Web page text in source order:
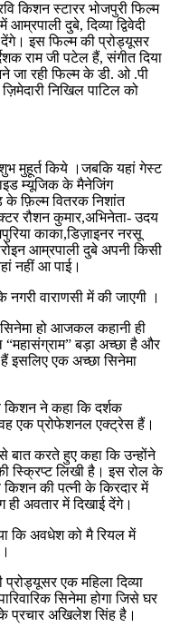
किशन स्टारर भोजपुरी फिल्म
दुबे, दिव्या द्विवेदी
देंगे। इस फिल्म की प्रोड्यूसर
राम जी पटेल हैं, संगीत दिया
जा रही फिल्म के डी. ओ .पी
निखिल पाटिल को
मुहूर्त किये ।जबकि यहां गेस्ट
म्यूजिक के मैनेजिंग
के फ़िल्म वितरक निशांत
रौशन कुमार,अभिनेता- उदय
काका,डिज़ाइनर नरसू
आम्रपाली दुबे अपनी किसी
नहीं आ पाई।
वाराणसी में की जाएगी ।
सिनेमा हो आजकल कहानी ही
बड़ा अच्छा है और
हैं इसलिए एक अच्छा सिनेमा
किशन ने कहा कि दर्शक
एक प्रोफेशनल एक्ट्रेस हैं।
बात करते हुए कहा कि उन्होंने
स्क्रिप्ट लिखी है। इस रोल के
की पत्नी के किरदार में
अवतार में दिखाई देंगे।
कि अवधेश को मै रियल में
एक महिला दिव्या
सिनेमा होगा जिसे घर
प्रचार अखिलेश सिंह है।